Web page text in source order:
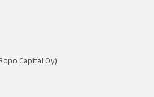
Capital Oy)